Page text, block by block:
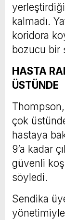
kalmadı.
koridora
bozucu bir
HASTA
ÜSTÜNDE
Thompson,
çok
hastaya
9’a kadar
güvenli
söyledi.
Sendika